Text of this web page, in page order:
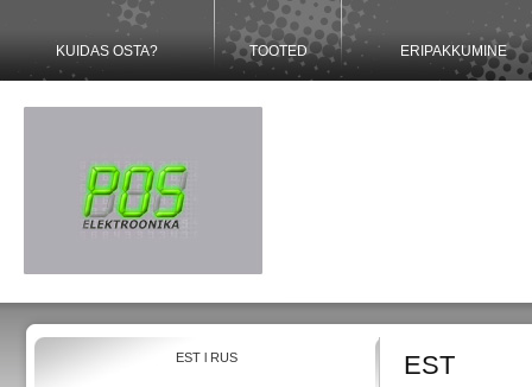
KUIDAS OSTA? TOOTED ERIPAKKUMINE
EST l RUS EST